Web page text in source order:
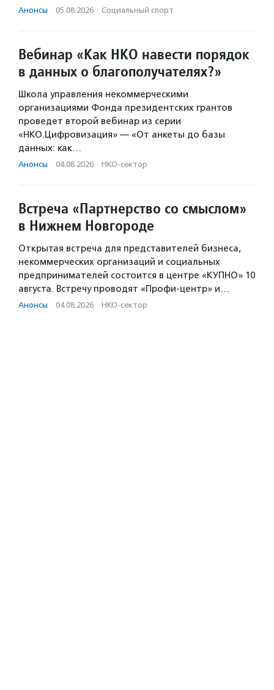
Анонсы · 05.08.2026 · Социальный спорт
Вебинар «Как НКО навести порядок
в данных о благополучателях?»
Школа управления некоммерческими
организациями Фонда президентских грантов
проведет второй вебинар из серии
«НКО.Цифровизация» — «От анкеты до базы
данных: как…
Анонсы · 04.08.2026 · НКО-сектор
Встреча «Партнерство со смыслом»
в Нижнем Новгороде
Открытая встреча для представителей бизнеса,
некоммерческих организаций и социальных
предпринимателей состоится в центре «КУПНО» 10
августа. Встречу проводят «Профи-центр» и…
Анонсы · 04.08.2026 · НКО-сектор